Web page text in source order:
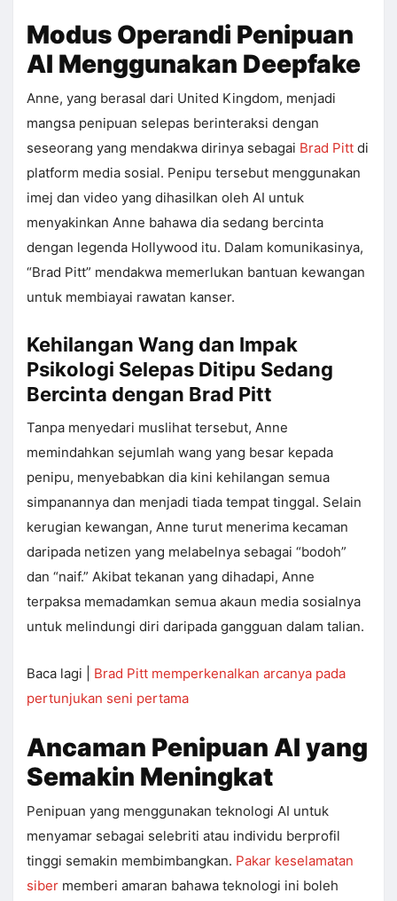
Modus Operandi Penipuan
AI Menggunakan Deepfake
Anne, yang berasal dari United Kingdom, menjadi
mangsa penipuan selepas berinteraksi dengan
seseorang yang mendakwa dirinya sebagai Brad Pitt di
platform media sosial. Penipu tersebut menggunakan
imej dan video yang dihasilkan oleh AI untuk
menyakinkan Anne bahawa dia sedang bercinta
dengan legenda Hollywood itu. Dalam komunikasinya,
“Brad Pitt” mendakwa memerlukan bantuan kewangan
untuk membiayai rawatan kanser.
Kehilangan Wang dan Impak
Psikologi Selepas Ditipu Sedang
Bercinta dengan Brad Pitt
Tanpa menyedari muslihat tersebut, Anne
memindahkan sejumlah wang yang besar kepada
penipu, menyebabkan dia kini kehilangan semua
simpanannya dan menjadi tiada tempat tinggal. Selain
kerugian kewangan, Anne turut menerima kecaman
daripada netizen yang melabelnya sebagai “bodoh”
dan “naif.” Akibat tekanan yang dihadapi, Anne
terpaksa memadamkan semua akaun media sosialnya
untuk melindungi diri daripada gangguan dalam talian.
Baca lagi | Brad Pitt memperkenalkan arcanya pada
pertunjukan seni pertama
Ancaman Penipuan AI yang
Semakin Meningkat
Penipuan yang menggunakan teknologi AI untuk
menyamar sebagai selebriti atau individu berprofil
tinggi semakin membimbangkan. Pakar keselamatan
siber memberi amaran bahawa teknologi ini boleh